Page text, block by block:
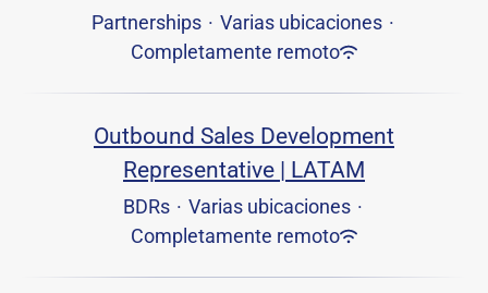
Partnerships · Varias ubicaciones ·
Completamente remoto
Outbound Sales Development
Representative | LATAM
BDRs · Varias ubicaciones ·
Completamente remoto